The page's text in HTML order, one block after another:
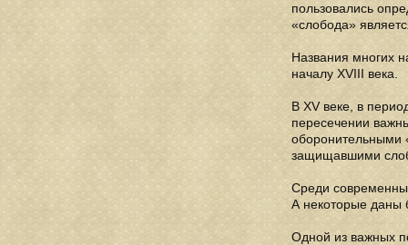
пользовались
«слобода»
Названия многих
началу XVIII века.
В XV веке, в
пересечении
оборонительными
защищавшими
Среди
А некоторые даны
Одной из важных